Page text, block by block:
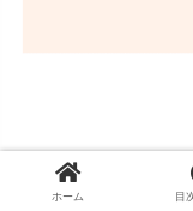
他にも「スマホアプリ
たり。ホーム 目